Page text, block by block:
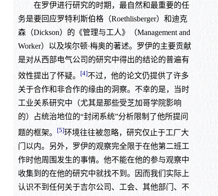
在罗伊进行研究的时期，最自然和最重要的任
务是要回应罗特利斯伯格（Roethlisberger）和迪克
森（Dickson）的《管理与工人》（Management and
Worker）以及埃尔顿·梅奥的著述。罗伊的主要贡献
是对从西部电气公司的研究中得出的结论的普遍有
效性提出了怀疑。 [4]不过，他的论文仍提供了许多
关于合作和非合作的缘由的洞察。不幸的是，当时
工业关系研究中（尤其是那些受芝加哥学院影响
的）占统治地位的“封闭系统”分析限制了他所提问
题的框架。 [5]环境往往被忽略，研究仅止于工厂大
门以内。另外，罗伊的观察完全限于在他第二班工
作时他周围发生的事情。他不能在他的参与观察中
收集到的在他的研究中就找不到。因而我们实际上
认识不到任何关于吉尔公司、工会、其他部门、不